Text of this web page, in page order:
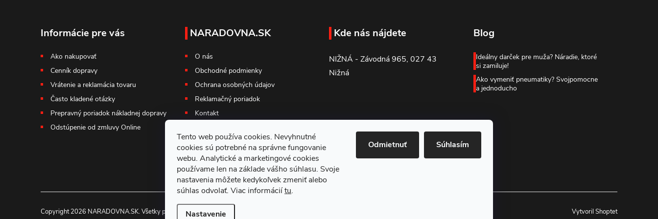
Tento web používa cookies. Nevyhnutné
cookies sú potrebné na správne fungovanie
webu. Analytické a marketingové cookies
používame len na základe vášho súhlasu. Svoje
nastavenia môžete kedykoľvek zmeniť alebo
súhlas odvolať. Viac informáciítu.
Nastavenie
Odmietnuť Súhlasím
Informácie pre vás
Ako nakupovať
Cenník dopravy
Vrátenie a reklamácia tovaru
Často kladené otázky
Prepravný poriadok nákladnej dopravy
Odstúpenie od zmluvy Online
NARADOVNA.SK
O nás
Obchodné podmienky
Ochrana osobných údajov
Reklamačný poriadok
Kontakt
Kde nás nájdete
NIŽNÁ - Závodná 965, 027 43
Nižná
Blog
Ideálny darček pre muža? Náradie, ktoré
si zamiluje!
Ako vymeniť pneumatiky? Svojpomocne
a jednoducho
Vytvoril Shoptet
Copyright 2026 NARADOVNA.SK. Všetky práva vyhradené.